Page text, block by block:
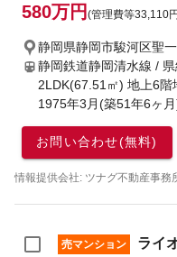
580万円 (管理費等33,110
静岡県静岡市駿河区聖
静岡鉄道静岡清水線 /
2LDK(67.51㎡) 地上6階
1975年3月(築51年6ヶ
お問い合わせ(無料)
情報提供会社: ツナグ不動産事
売マンション
ライ